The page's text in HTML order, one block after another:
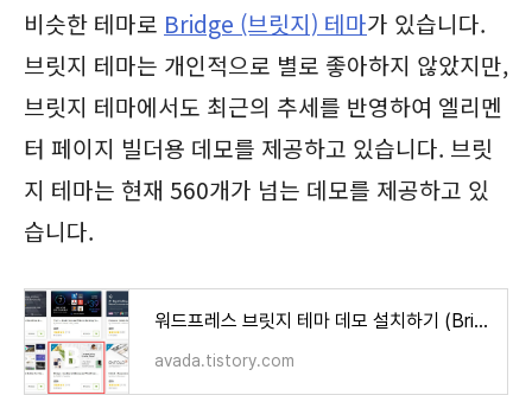
비슷한 테마로 Bridge (브릿지) 테마가 있습니다.
브릿지 테마는 개인적으로 별로 좋아하지 않았지만,
브릿지 테마에서도 최근의 추세를 반영하여 엘리멘
터 페이지 빌더용 데모를 제공하고 있습니다. 브릿
지 테마는 현재 560개가 넘는 데모를 제공하고 있
습니다.
워드프레스 브릿지 테마 데모 설치하기 (Bridge Theme)
avada.tistory.com